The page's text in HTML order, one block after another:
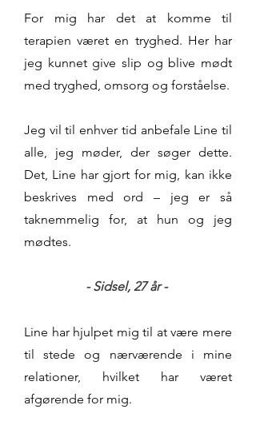
For mig har det at komme til
terapien været en tryghed. Her har
jeg kunnet give slip og blive mødt
med tryghed, omsorg og forståelse.
Jeg vil til enhver tid anbefale Line til
alle, jeg møder, der søger dette.
Det, Line har gjort for mig, kan ikke
beskrives med ord – jeg er så
taknemmelig for, at hun og jeg
mødtes.
- Sidsel, 27år -
Line har hjulpet mig til at være mere
til stede og nærværende i mine
relationer, hvilket har været
afgørende for mig.